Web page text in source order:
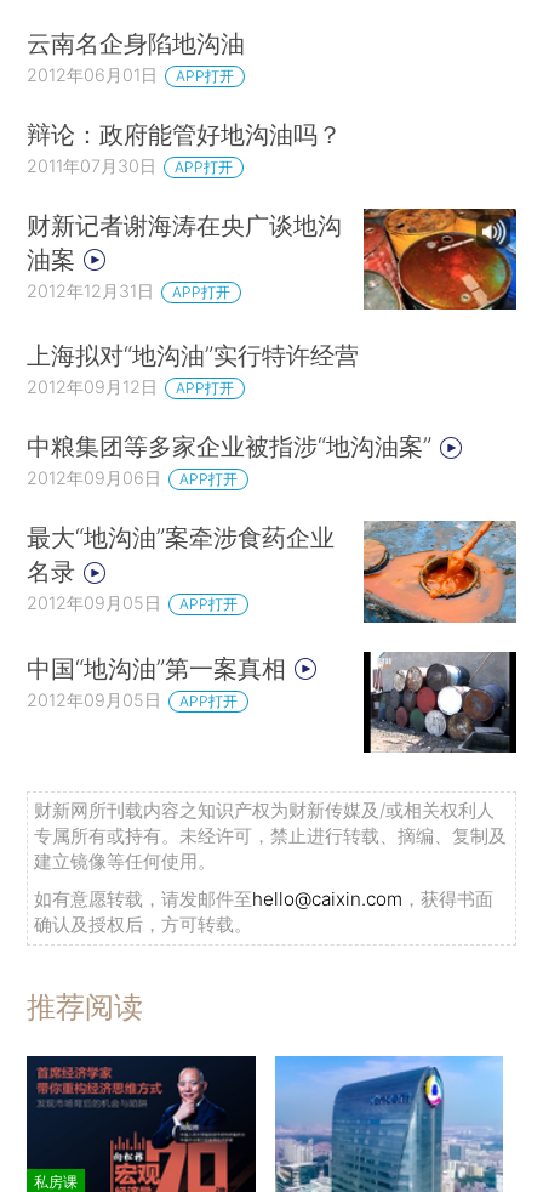
云南名企身陷地沟油
2012年06月01日 APP打开
辩论：政府能管好地沟油吗？
2011年07月30日 APP打开
财新记者谢海涛在央广谈地沟
油案
2012年12月31日 APP打开
上海拟对“地沟油”实行特许经营
2012年09月12日 APP打开
中粮集团等多家企业被指涉“地沟油案”
2012年09月06日 APP打开
最大“地沟油”案牵涉食药企业
名录
2012年09月05日 APP打开
中国“地沟油”第一案真相
2012年09月05日 APP打开
财新网所刊载内容之知识产权为财新传媒及/或相关权利人
专属所有或持有。未经许可，禁止进行转载、摘编、复制及
建立镜像等任何使用。
如有意愿转载，请发邮件至hello@caixin.com ，获得书面
确认及授权后，方可转载。
推荐阅读
私房课